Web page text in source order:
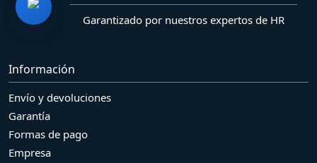
Garantizado por nuestros expertos de HR
Información
Envío y devoluciones
Garantía
Formas de pago
Empresa